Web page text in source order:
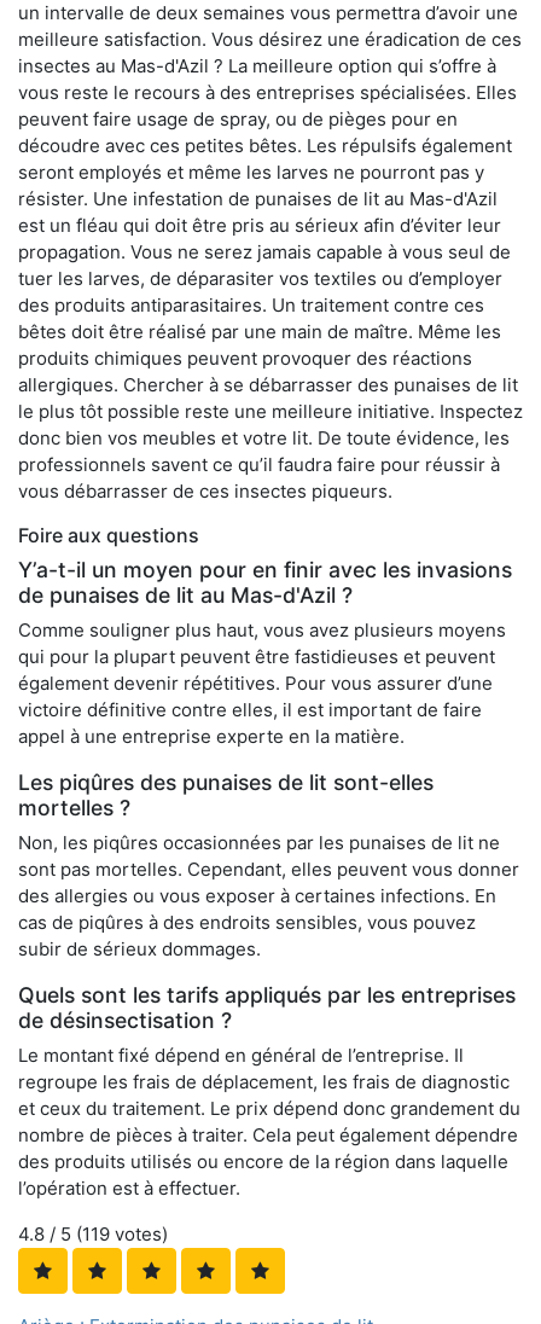
un intervalle de deux semaines vous permettra d’avoir une
meilleure satisfaction. Vous désirez une éradication de ces
insectes au Mas-d'Azil ? La meilleure option qui s’offre à
vous reste le recours à des entreprises spécialisées. Elles
peuvent faire usage de spray, ou de pièges pour en
découdre avec ces petites bêtes. Les répulsifs également
seront employés et même les larves ne pourront pas y
résister. Une infestation de punaises de lit au Mas-d'Azil
est un fléau qui doit être pris au sérieux afin d’éviter leur
propagation. Vous ne serez jamais capable à vous seul de
tuer les larves, de déparasiter vos textiles ou d’employer
des produits antiparasitaires. Un traitement contre ces
bêtes doit être réalisé par une main de maître. Même les
produits chimiques peuvent provoquer des réactions
allergiques. Chercher à se débarrasser des punaises de lit
le plus tôt possible reste une meilleure initiative. Inspectez
donc bien vos meubles et votre lit. De toute évidence, les
professionnels savent ce qu’il faudra faire pour réussir à
vous débarrasser de ces insectes piqueurs.
Foire aux questions
Y’a-t-il un moyen pour en finir avec les invasions
de punaises de lit au Mas-d'Azil ?
Comme souligner plus haut, vous avez plusieurs moyens
qui pour la plupart peuvent être fastidieuses et peuvent
également devenir répétitives. Pour vous assurer d’une
victoire définitive contre elles, il est important de faire
appel à une entreprise experte en la matière.
Les piqûres des punaises de lit sont-elles
mortelles ?
Non, les piqûres occasionnées par les punaises de lit ne
sont pas mortelles. Cependant, elles peuvent vous donner
des allergies ou vous exposer à certaines infections. En
cas de piqûres à des endroits sensibles, vous pouvez
subir de sérieux dommages.
Quels sont les tarifs appliqués par les entreprises
de désinsectisation ?
Le montant fixé dépend en général de l’entreprise. Il
regroupe les frais de déplacement, les frais de diagnostic
et ceux du traitement. Le prix dépend donc grandement du
nombre de pièces à traiter. Cela peut également dépendre
des produits utilisés ou encore de la région dans laquelle
l’opération est à effectuer.
4.8 / 5 (119 votes)